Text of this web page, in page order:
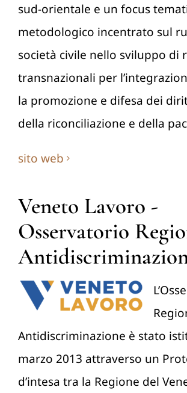
sud-orientale e un focus
metodologico incentrato sul
società civile nello sviluppo di
transnazionali per
la promozione e difesa dei
della riconciliazione e della
sito web
Veneto Lavoro -
Osservatorio
Antidiscriminazione è stato
marzo 2013 attraverso un
d’intesa tra la Regione del